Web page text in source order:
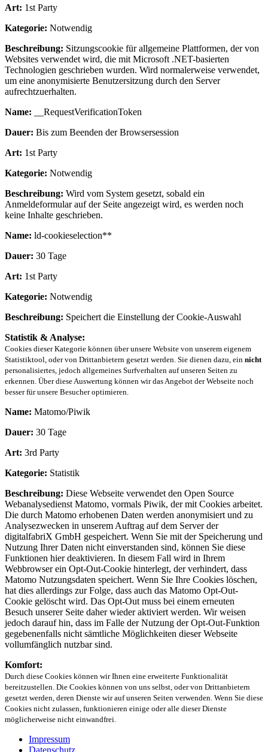
Art: 1st Party
Kategorie: Notwendig
Beschreibung: Sitzungscookie für allgemeine Plattformen, der von
Websites verwendet wird, die mit Microsoft .NET-basierten
Technologien geschrieben wurden. Wird normalerweise verwendet,
um eine anonymisierte Benutzersitzung durch den Server
aufrechtzuerhalten.
Name: __RequestVerificationToken
Dauer: Bis zum Beenden der Browsersession
Art: 1st Party
Kategorie: Notwendig
Beschreibung: Wird vom System gesetzt, sobald ein
Anmeldeformular auf der Seite angezeigt wird, es werden noch
keine Inhalte geschrieben.
Name: ld-cookieselection**
Dauer: 30 Tage
Art: 1st Party
Kategorie: Notwendig
Beschreibung: Speichert die Einstellung der Cookie-Auswahl
Statistik & Analyse:
Cookies dieser Kategorie können über unsere Website von unserem eigenem
Statistiktool, oder von Drittanbietern gesetzt werden. Sie dienen dazu, ein nicht
personalisiertes, jedoch allgemeines Surfverhalten auf unseren Seiten zu
erkennen. Über diese Auswertung können wir das Angebot der Webseite noch
besser für unsere Besucher optimieren.
Name: Matomo/Piwik
Dauer: 30 Tage
Art: 3rd Party
Kategorie: Statistik
Beschreibung: Diese Webseite verwendet den Open Source
Webanalysedienst Matomo, vormals Piwik, der mit Cookies arbeitet.
Die durch Matomo erhobenen Daten werden anonymisiert und zu
Analysezwecken in unserem Auftrag auf dem Server der
digitalfabriX GmbH gespeichert. Wenn Sie mit der Speicherung und
Nutzung Ihrer Daten nicht einverstanden sind, können Sie diese
Funktionen hier deaktivieren. In diesem Fall wird in Ihrem
Webbrowser ein Opt-Out-Cookie hinterlegt, der verhindert, dass
Matomo Nutzungsdaten speichert. Wenn Sie Ihre Cookies löschen,
hat dies allerdings zur Folge, dass auch das Matomo Opt-Out-
Cookie gelöscht wird. Das Opt-Out muss bei einem erneuten
Besuch unserer Seite daher wieder aktiviert werden. Wir weisen
jedoch darauf hin, dass im Falle der Nutzung der Opt-Out-Funktion
gegebenenfalls nicht sämtliche Möglichkeiten dieser Webseite
vollumfänglich nutzbar sind.
Komfort:
Durch diese Cookies können wir Ihnen eine erweiterte Funktionalität
bereitzustellen. Die Cookies können von uns selbst, oder von Drittanbietern
gesetzt werden, deren Dienste wir auf unseren Seiten verwenden. Wenn Sie diese
Cookies nicht zulassen, funktionieren einige oder alle dieser Dienste
möglicherweise nicht einwandfrei.
Impressum
Datenschutz